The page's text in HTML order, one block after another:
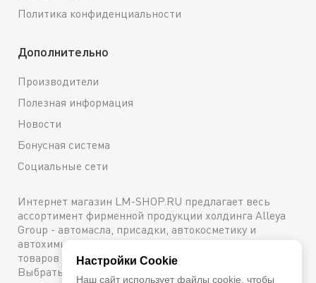
Политика конфиденциальности
Дополнительно
Производители
Полезная информация
Новости
Бонусная система
Социальные сети
Интернет магазин LM-SHOP.RU предлагает весь
ассортимент фирменной продукции холдинга Alleya
Group - автомасла, присадки, автокосметику и
автохимию. Каталог содержит подробное описание
товаров с техническими характеристиками и ценами.
Выбрать и купить оригинальную продукцию с
Настройки Cookie
Наш сайт использует файлы cookie, чтобы